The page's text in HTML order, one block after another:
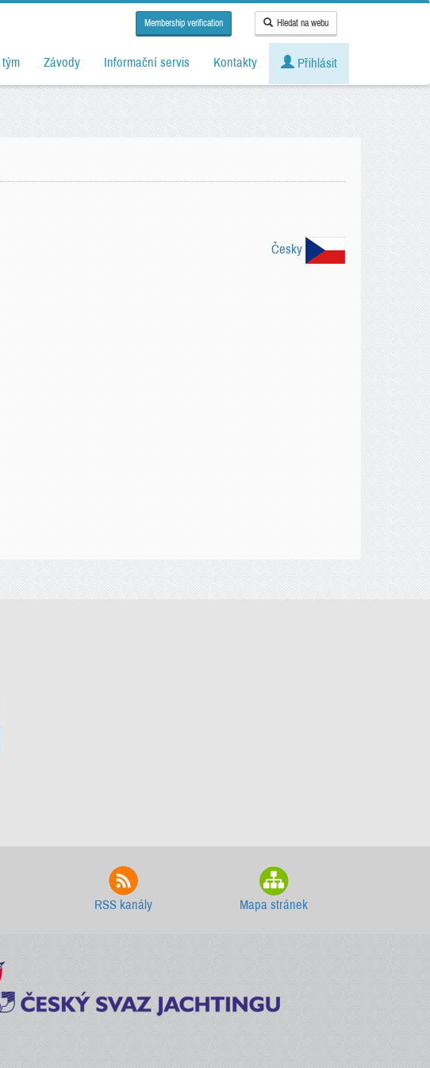
Membership verification Hledat na webu
Závody Informační servis Kontakty Přihlásit
Česky
RSS kanály Mapa stránek